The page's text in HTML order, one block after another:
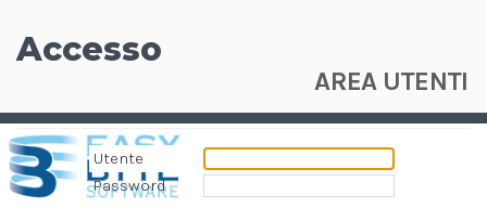
AREA UTENTI
Accesso
Utente
Password